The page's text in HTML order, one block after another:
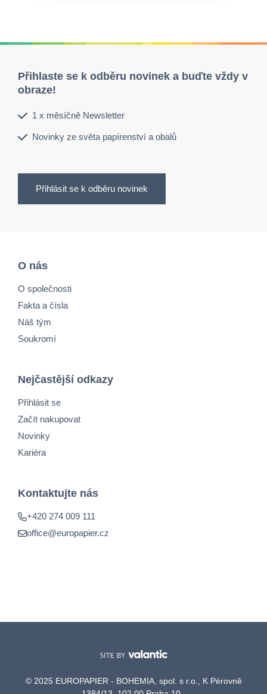
Přihlaste se k odběru novinek a buďte vždy v
obraze!
1 x měsíčně Newsletter
Novinky ze světa papírenství a obalů
Přihlásit se k odběru novinek
O nás
O společnosti
Fakta a čísla
Náš tým
Soukromí
Nejčastější odkazy
Přihlásit se
Začít nakupovat
Novinky
Kariéra
Kontaktujte nás
+420 274 009 111
office@europapier.cz
© 2025 EUROPAPIER - BOHEMIA, spol. s r.o., K Pérovně